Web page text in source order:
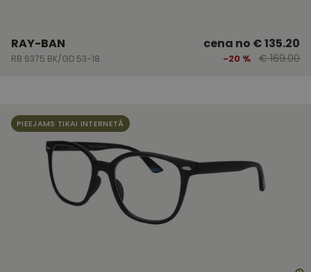
RAY-BAN
RB 6375 BK/GD 53-18
cena no € 135.20
-20 % € 169.00
PIEEJAMS TIKAI INTERNETĀ